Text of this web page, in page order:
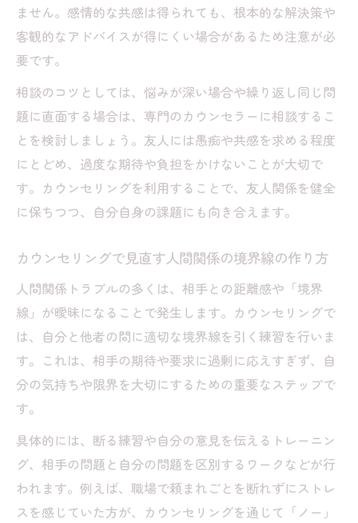
ません。感情的な共感は得られても、根本的な解決策や
客観的なアドバイスが得にくい場合があるため注意が必
要です。
相談のコツとしては、悩みが深い場合や繰り返し同じ問
題に直面する場合は、専門のカウンセラーに相談するこ
とを検討しましょう。友人には愚痴や共感を求める程度
にとどめ、過度な期待や負担をかけないことが大切で
す。カウンセリングを利用することで、友人関係を健全
に保ちつつ、自分自身の課題にも向き合えます。
カウンセリングで見直す人間関係の境界線の作り方
人間関係トラブルの多くは、相手との距離感や「境界
線」が曖昧になることで発生します。カウンセリングで
は、自分と他者の間に適切な境界線を引く練習を行いま
す。これは、相手の期待や要求に過剰に応えすぎず、自
分の気持ちや限界を大切にするための重要なステップで
す。
具体的には、断る練習や自分の意見を伝えるトレーニン
グ、相手の問題と自分の問題を区別するワークなどが行
われます。例えば、職場で頼まれごとを断れずにストレ
スを感じていた方が、カウンセリングを通じて「ノー」